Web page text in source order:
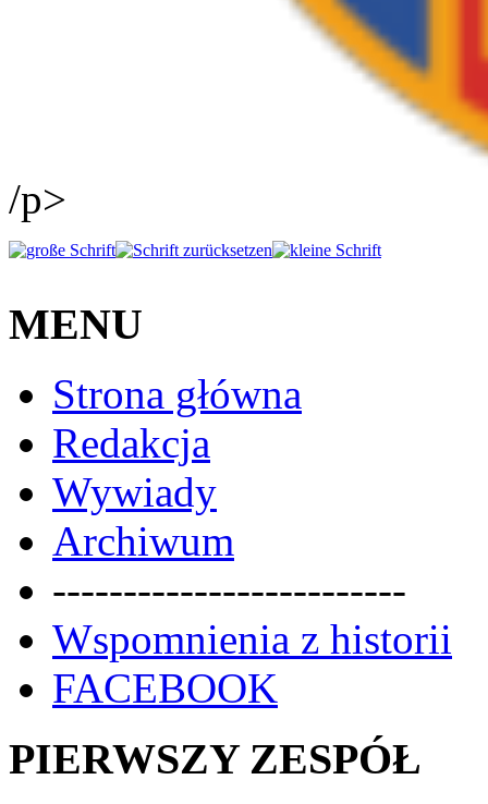
/p>
MENU
Strona główna
Redakcja
Wywiady
Archiwum
-------------------------
Wspomnienia z historii
FACEBOOK
PIERWSZY ZESPÓŁ